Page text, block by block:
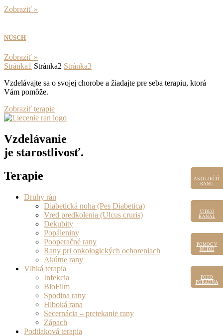
Zobraziť »
NÚSCH
Zobraziť »
Stránka1 Stránka2 Stránka3
Vzdelávajte sa o svojej chorobe a žiadajte pre seba terapiu, ktorá
Vám pomôže.
Zobraziť terapie
Vzdelávanie
je starostlivosť.
Terapie
Druhy rán
Diabetická noha (Pes Diabetica)
Vred predkolenia (Ulcus cruris)
Dekubity
Popáleniny
Pooperačné rany
Rany pri onkologických ochoreniach
Akútne rany
Vlhká terapia
Infekcia
BioFilm
Spodina rany
Hlboká rana
Secernácia – pretekanie rany
Zápach
Podtlaková terapia
AKO LIEČIŤ
RANU
VIDEO
KANÁL
POMOC
V NÚDZI
FOTO
PORADŇA
AKO LIEČIŤ
RANU
VIDEO
KANÁL
POMOC V
NÚDZI
FOTO
PORADŇA